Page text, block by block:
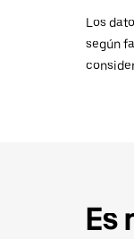
Los
según
Es